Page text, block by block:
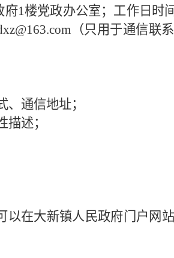
府1楼党政办公室；工作日时
（只用于通信联
通信地址；
述；
在大新镇人民政府门户网站